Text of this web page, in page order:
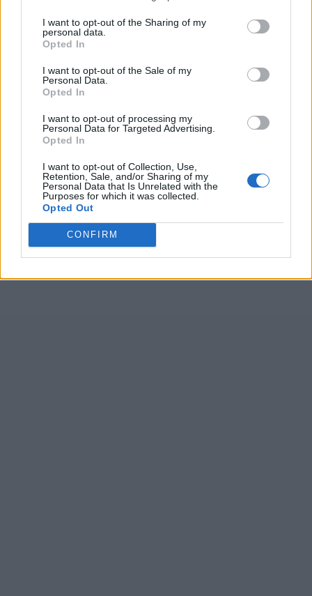
I want to opt-out of the Sharing of my
personal data.
Opted In
I want to opt-out of the Sale of my
Personal Data.
Opted In
I want to opt-out of processing my
Personal Data for Targeted Advertising.
Opted In
I want to opt-out of Collection, Use,
Retention, Sale, and/or Sharing of my
Personal Data that Is Unrelated with the
Purposes for which it was collected.
Opted Out
CONFIRM